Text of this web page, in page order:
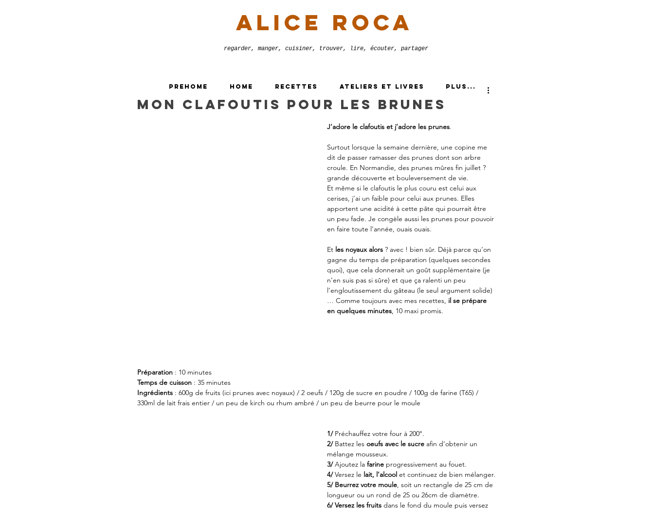
alice roca
regarder, manger, cuisiner, trouver, lire, écouter, partager
mon clafoutis pour les brunes
J’adore le clafoutis et j’adore les prunes.
Surtout lorsque la semaine dernière, une copine me
dit de passer ramasser des prunes dont son arbre
croule. En Normandie, des prunes mûres fin juillet ?
grande découverte et bouleversement de vie.
Et même si le clafoutis le plus couru est celui aux
cerises, j’ai un faible pour celui aux prunes. Elles
apportent une acidité à cette pâte qui pourrait être
un peu fade. Je congèle aussi les prunes pour pouvoir
en faire toute l’année, ouais ouais.
Et les noyaux alors ? avec ! bien sûr. Déjà parce qu’on
gagne du temps de préparation (quelques secondes
quoi), que cela donnerait un goût supplémentaire (je
n’en suis pas si sûre) et que ça ralenti un peu
l’engloutissement du gâteau (le seul argument solide)
… Comme toujours avec mes recettes, il se prépare
en quelques minutes, 10 maxi promis.
Préparation : 10 minutes
Temps de cuisson : 35 minutes
Ingrédients : 600g de fruits (ici prunes avec noyaux) / 2 oeufs / 120g de sucre en poudre / 100g de farine (T65) /
330ml de lait frais entier / un peu de kirch ou rhum ambré / un peu de beurre pour le moule
1/ Préchauffez votre four à 200°.
2/ Battez les oeufs avec le sucre afin d’obtenir un
mélange mousseux.
3/ Ajoutez la farine progressivement au fouet.
4/ Versez le lait, l’alcool et continuez de bien mélanger.
5/ Beurrez votre moule, soit un rectangle de 25 cm de
longueur ou un rond de 25 ou 26cm de diamètre.
6/ Versez les fruits dans le fond du moule puis versez
PREHOME HOME RECETTES ATELIERS ET LIVRES Plus...